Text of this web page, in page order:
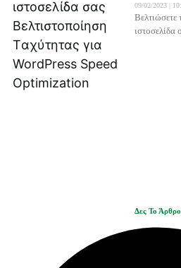
09/02/2023
Βελτιώσετε
ιστοσελίδα
Δες Το